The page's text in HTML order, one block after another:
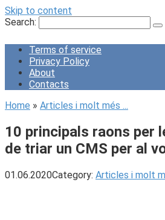
Skip to content
Search:
Terms of service
Privacy Policy
About
Contacts
Home » Articles i molt més ...
10 principals raons per
de triar un CMS per al
01.06.2020Category: Articles i molt